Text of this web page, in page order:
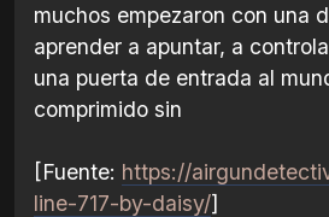
muchos empezaron con una
aprender a apuntar, a
una puerta de entrada al
comprimido sin
[Fuente: https://
line-717-by-daisy/]